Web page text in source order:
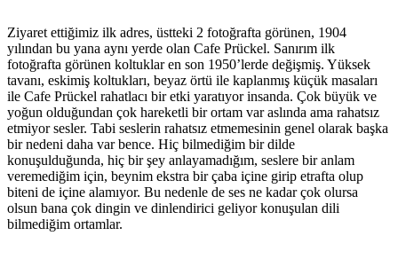
Ziyaret ettiğimiz ilk adres, üstteki 2 fotoğrafta görünen, 1904
yılından bu yana aynı yerde olan Cafe Prückel. Sanırım ilk
fotoğrafta görünen koltuklar en son 1950’lerde değişmiş. Yüksek
tavanı, eskimiş koltukları, beyaz örtü ile kaplanmış küçük masaları
ile Cafe Prückel rahatlacı bir etki yaratıyor insanda. Çok büyük ve
yoğun olduğundan çok hareketli bir ortam var aslında ama rahatsız
etmiyor sesler. Tabi seslerin rahatsız etmemesinin genel olarak başka
bir nedeni daha var bence. Hiç bilmediğim bir dilde
konuşulduğunda, hiç bir şey anlayamadığım, seslere bir anlam
veremediğim için, beynim ekstra bir çaba içine girip etrafta olup
biteni de içine alamıyor. Bu nedenle de ses ne kadar çok olursa
olsun bana çok dingin ve dinlendirici geliyor konuşulan dili
bilmediğim ortamlar.